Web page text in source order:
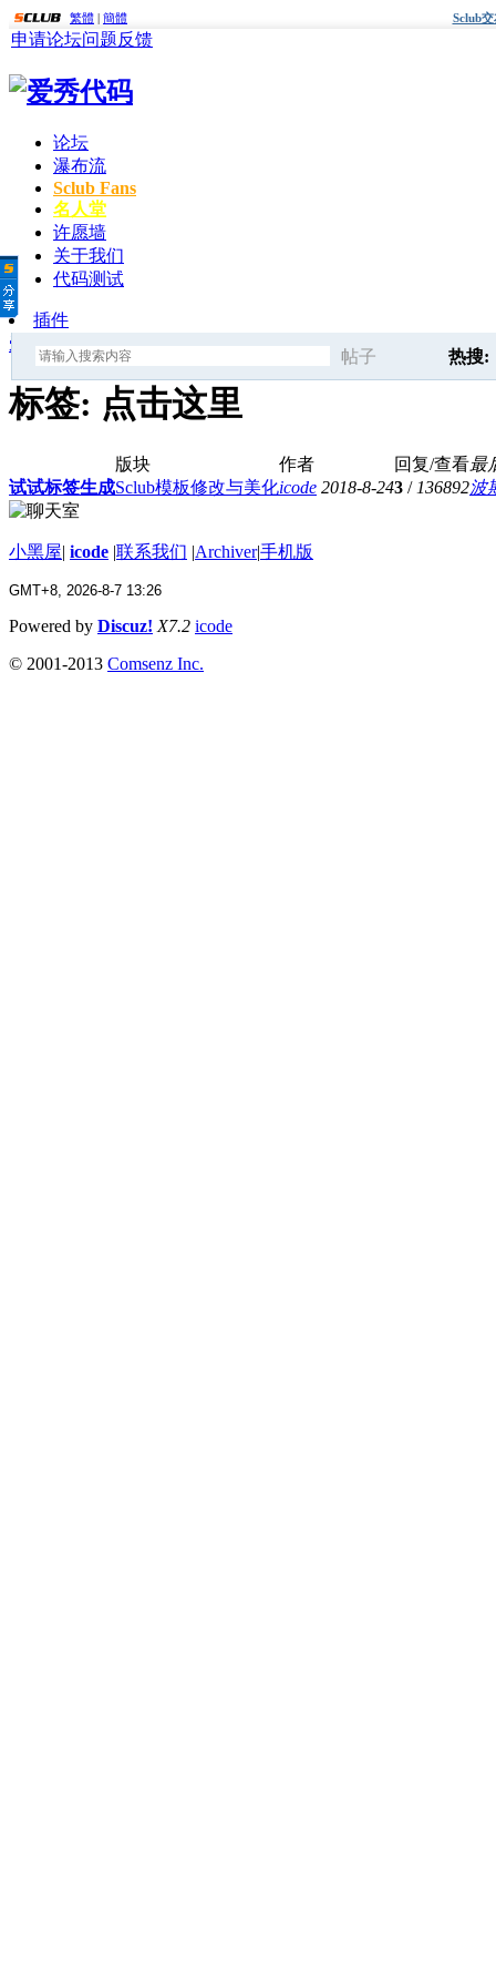
繁體 | 簡體 Sclub
申请论坛问题反馈
论坛
瀑布流
Sclub Fans
名人堂
许愿墙
关于我们
代码测试
插件
帖子
索
热搜:
爱秀代码
标签: 点击这里
版块 作者 回复/查看最
试试标签生成Sclub模板修改与美化icode 2018-8-243 / 136892波
小黑屋| icode |联系我们 |Archiver|手机版
GMT+8, 2026-8-7 13:26
Powered by Discuz! X7.2 icode
© 2001-2013 Comsenz Inc.